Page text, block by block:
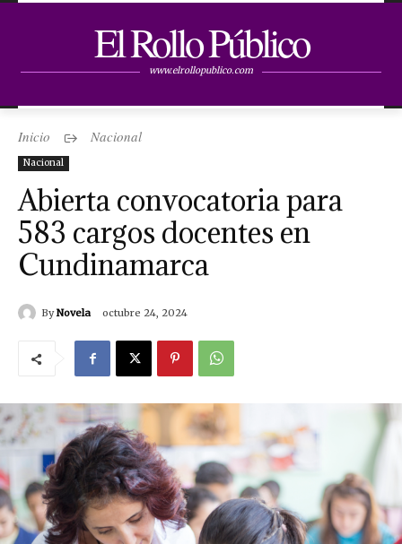
El Rollo Público
www.elrollopublico.com
Inicio Nacional
Nacional
Abierta convocatoria para
583 cargos docentes en
Cundinamarca
By Novela octubre 24, 2024